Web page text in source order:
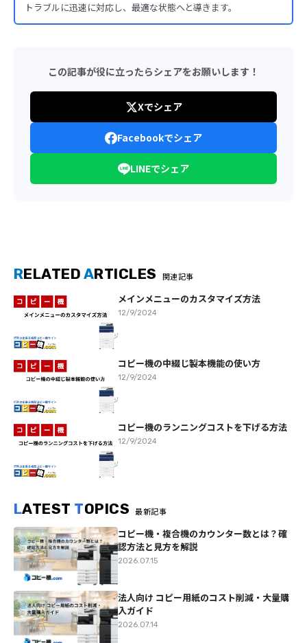
トラブルに迅速に対応し、最適な状態へと導きます。
この記事が役に立ったらシェアをお願いします！
Xでシェア
Facebookでシェア
LINEでシェア
RELATED ARTICLES 関連記事
メインメニューのカスタマイズ方法
12/9/2024
コピー機の中綴じ製本機能の使い方
12/9/2024
コピー機のランニングコストを下げる方法
12/9/2024
LATEST TOPICS 最新記事
コピー機・複合機のカウンター数とは？確
認方法と見方を解説
2026.07.15
法人向け コピー用紙のコスト削減・大量購
入ガイド
2026.07.14